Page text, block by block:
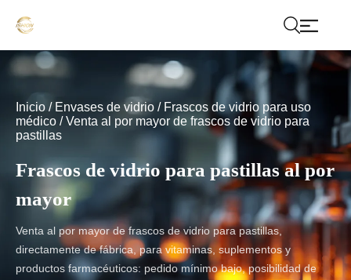
Inicio /Envases de vidrio /Frascos de vidrio para uso
médico /Venta al por mayor de frascos de vidrio para
pastillas
Frascos de vidrio para pastillas al por
mayor
Venta al por mayor de frascos de vidrio para pastillas,
directamente de fábrica, para vitaminas, suplementos y
productos farmacéuticos: pedido mínimo bajo, posibilidad de